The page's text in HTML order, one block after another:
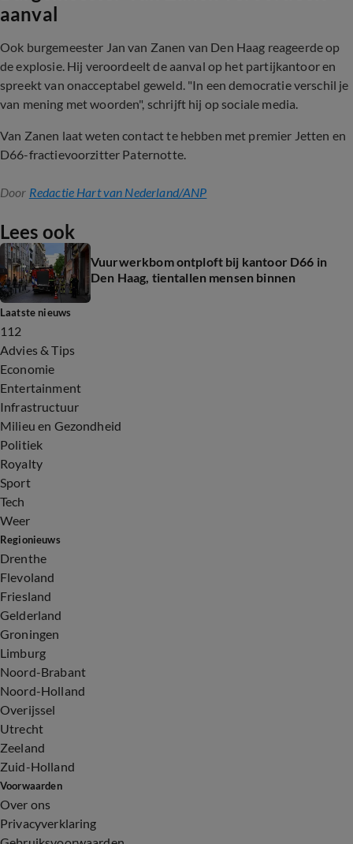
aanval
Ook burgemeester Jan van Zanen van Den Haag reageerde op
de explosie. Hij veroordeelt de aanval op het partijkantoor en
spreekt van onacceptabel geweld. "In een democratie verschil je
van mening met woorden", schrijft hij op sociale media.
Van Zanen laat weten contact te hebben met premier Jetten en
D66-fractievoorzitter Paternotte.
Door Redactie Hart van Nederland/ANP
Lees ook
Vuurwerkbom ontploft bij kantoor D66 in
Den Haag, tientallen mensen binnen
Laatste nieuws
112
Advies & Tips
Economie
Entertainment
Infrastructuur
Milieu en Gezondheid
Politiek
Royalty
Sport
Tech
Weer
Regionieuws
Drenthe
Flevoland
Friesland
Gelderland
Groningen
Limburg
Noord-Brabant
Noord-Holland
Overijssel
Utrecht
Zeeland
Zuid-Holland
Voorwaarden
Over ons
Privacyverklaring